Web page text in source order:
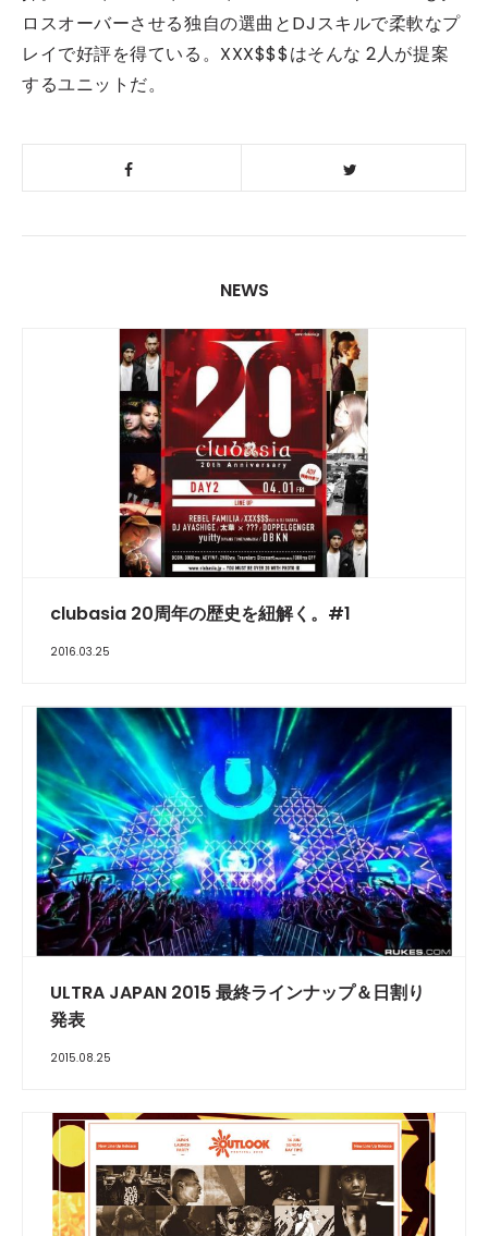
ロスオーバーさせる独自の選曲とDJスキルで柔軟なプ
レイで好評を得ている。XXX$$$はそんな 2人が提案
するユニットだ。
NEWS
clubasia 20周年の歴史を紐解く。#1
2016.03.25
ULTRA JAPAN 2015 最終ラインナップ＆日割り
発表
2015.08.25